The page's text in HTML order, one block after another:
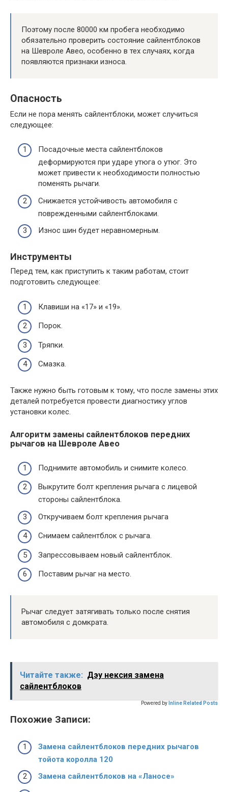
Поэтому после 80000 км пробега необходимо
обязательно проверить состояние сайлентблоков
на Шевроле Авео, особенно в тех случаях, когда
появляются признаки износа.
Опасность
Если не пора менять сайлентблоки, может случиться
следующее:
Посадочные места сайлентблоков
деформируются при ударе утюга о утюг. Это
может привести к необходимости полностью
поменять рычаги.
Снижается устойчивость автомобиля с
поврежденными сайлентблоками.
Износ шин будет неравномерным.
Инструменты
Перед тем, как приступить к таким работам, стоит
подготовить следующее:
Клавиши на «17» и «19».
Порок.
Тряпки.
Смазка.
Также нужно быть готовым к тому, что после замены этих
деталей потребуется провести диагностику углов
установки колес.
Алгоритм замены сайлентблоков передних
рычагов на Шевроле Авео
Поднимите автомобиль и снимите колесо.
Выкрутите болт крепления рычага с лицевой
стороны сайлентблока.
Откручиваем болт крепления рычага
Снимаем сайлентблок с рычага.
Запрессовываем новый сайлентблок.
Поставим рычаг на место.
Рычаг следует затягивать только после снятия
автомобиля с домкрата.
Читайте также: Дэу нексия замена
сайлентблоков
Powered by Inline Related Posts
Похожие Записи:
Замена сайлентблоков передних рычагов
тойота королла 120
Замена сайлентблоков на «Ланосе»